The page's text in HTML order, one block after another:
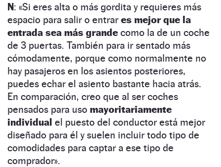
N: «Si eres alta o más gordita y requieres más
espacio para salir o entrar es mejor que la
entrada sea más grande como la de un coche
de 3 puertas. También para ir sentado más
cómodamente, porque como normalmente no
hay pasajeros en los asientos posteriores,
puedes echar el asiento bastante hacia atrás.
En comparación, creo que al ser coches
pensados para uso mayoritariamente
individual el puesto del conductor está mejor
diseñado para él y suelen incluir todo tipo de
comodidades para captar a ese tipo de
comprador».